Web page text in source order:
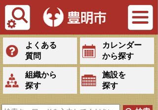
Tiếng Việt
よくある
質問
カレンダー
から探す
組織から
探す
施設を
探す